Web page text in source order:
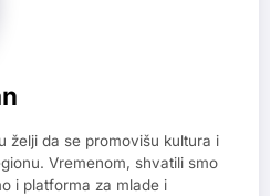
želji da se promovišu kultura i
Vremenom, shvatili smo
i platforma za mlade i